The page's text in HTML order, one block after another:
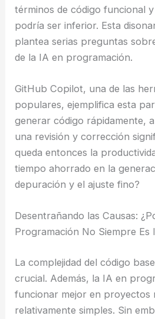
términos de código funcional
podría ser inferior. Esta
plantea serias preguntas
de la IA en programación.
GitHub Copilot, una de las
populares, ejemplifica esta
generar código rápidamente,
una revisión y corrección
queda entonces la
tiempo ahorrado en la
depuración y el ajuste fino?
Desentrañando las Causas:
Programación No Siempre Es
La complejidad del código
crucial. Además, la IA en
funcionar mejor en proyectos
relativamente simples. Sin